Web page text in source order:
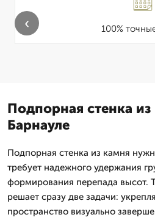
100%
‹
Подпорная стенка
Барнауле
Подпорная стенка из камня
требует надежного удержания
формирования перепада высот.
решает сразу две задачи:
пространство визуально